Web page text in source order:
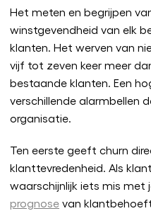
Het meten en begrijpen
winstgevendheid van elk
klanten. Het werven van
vijf tot zeven keer meer
bestaande klanten. Een
verschillende alarmbellen
organisatie.
Ten eerste geeft churn
klanttevredenheid. Als
waarschijnlijk iets mis met
prognose van